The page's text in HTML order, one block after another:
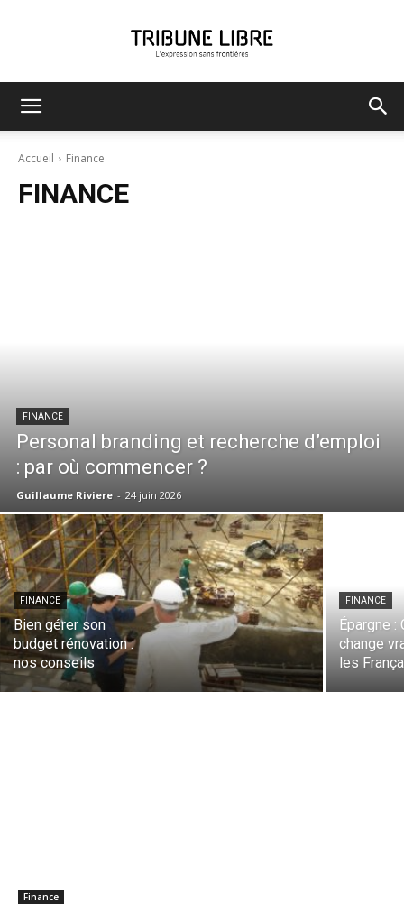
Accueil Finance
FINANCE
FINANCE
Personal branding et recherche d’emploi
: par où commencer ?
Guillaume Riviere - 24 juin 2026
FINANCE
Bien gérer son
budget rénovation :
nos conseils
FINANCE
Épargne :
change
les
Finance